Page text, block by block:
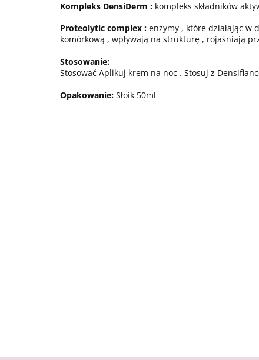
Kompleks DensiDerm : kompleks składników
Proteolytic complex : enzymy , które działając w
komórkową , wpływają na strukturę , rojaśniają
Stosowanie:
Stosować Aplikuj krem na noc . Stosuj z
Opakowanie: Słoik 50ml